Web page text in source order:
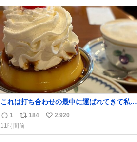
数
ス
ト
数
ね
数
これは打ち合わせの最中に運ばれてきて私の
理性を根こそぎ奪い去ったプリンの写真で
す。
返
信
数
1
リ
ポ
ス
184
い
ね
2,920
11時間前